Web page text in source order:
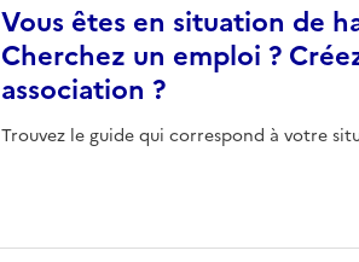
Vous êtes en situation de
Cherchez un emploi ?
association ?
Trouvez le guide qui correspond à votre